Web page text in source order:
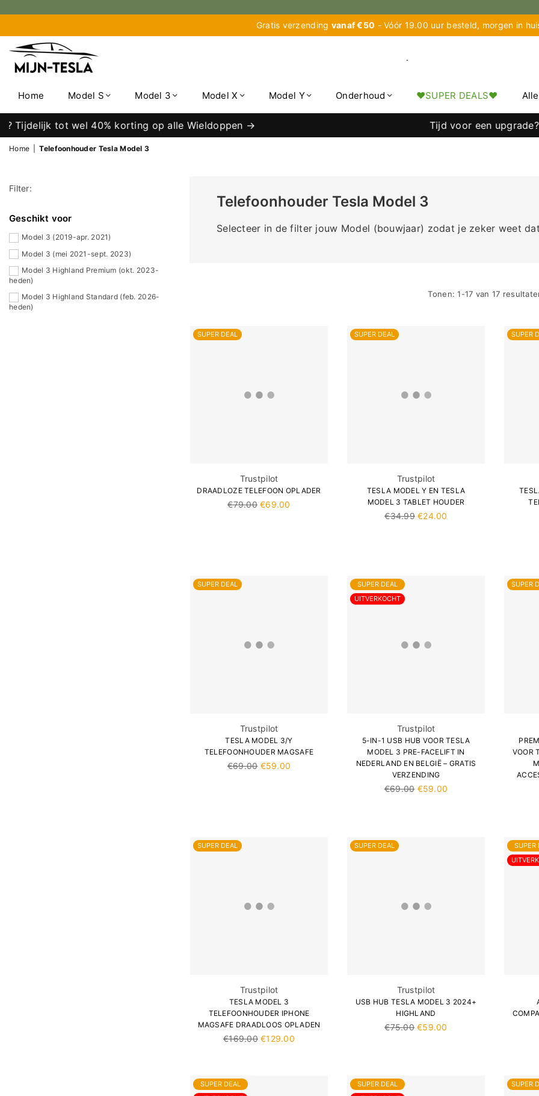
Ã
Gratis verzending vanaf €50 - Vóór 19.00 uur besteld, morgen in
TESLA
.
Home Model S Model 3 Model X Model Y Onderhoud ♥︎SUPER DEALS♥︎
tot wel 40% korting op alle Wieldoppen → Tijd voor een upgrade?
Home Telefoonhouder Tesla Model 3
Telefoonhouder Tesla Model 3
Selecteer in de filter jouw Model (bouwjaar) zodat je zeker weet
Tonen: 1-17 van 17
SUPER DEAL
Trustpilot
DRAADLOZE TELEFOON OPLADER
Normale
€79.00 €69.00
SUPER DEAL
Trustpilot
TESLA MODEL Y EN TESLA
MODEL 3 TABLET HOUDER
Normale
€34.99 €24.00
SUPER
SUPER DEAL
Trustpilot
TESLA MODEL 3/Y
TELEFOONHOUDER MAGSAFE
Normale
€69.00 €59.00
SUPER DEAL
UITVERKOCHT
Trustpilot
5-IN-1 USB HUB VOOR TESLA
MODEL 3 PRE-FACELIFT IN
NEDERLAND EN BELGIË – GRATIS
VERZENDING
Normale
€69.00 €59.00
SUPER
VOOR
SUPER DEAL
Trustpilot
TESLA MODEL 3
TELEFOONHOUDER IPHONE
MAGSAFE DRAADLOOS OPLADEN
Normale
€169.00 €129.00
SUPER DEAL
Trustpilot
USB HUB TESLA MODEL 3 2024+
HIGHLAND
Normale
€75.00 €59.00
SUPER
SUPER DEAL
SUPER DEAL
SUPER
Filter:
Geschikt voor
Model 3 (2019-apr. 2021)
Model 3 (mei 2021-sept. 2023)
Model 3 Highland Premium (okt. 2023-
heden)
Model 3 Highland Standard (feb. 2026-
heden)